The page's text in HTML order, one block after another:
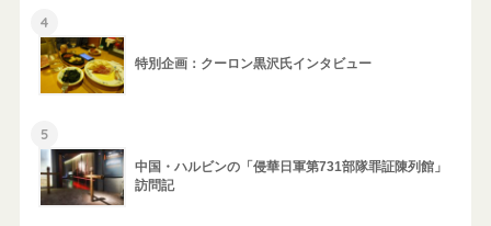
4
特別企画：クーロン黒沢氏インタビュー
5
中国・ハルビンの「侵華日軍第731部隊罪証陳列館」
訪問記